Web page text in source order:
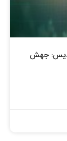
درصدی شپدیس: جهش